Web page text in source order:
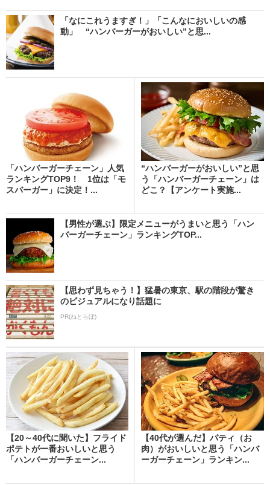
「なにこれうますぎ！」「こんなにおいしいの感
動」 “ハンバーガーがおいしい”と思...
「ハンバーガーチェーン」人気
ランキングTOP9！ 1位は「モ
スバーガー」に決定！...
“ハンバーガーがおいしい”と思
う「ハンバーガーチェーン」は
どこ？【アンケート実施...
【男性が選ぶ】限定メニューがうまいと思う「ハン
バーガーチェーン」ランキングTOP...
【思わず見ちゃう！】猛暑の東京、駅の階段が驚き
のビジュアルになり話題に
PR(ねとらぼ)
【20～40代に聞いた】フライド
ポテトが一番おいしいと思う
「ハンバーガーチェーン...
【40代が選んだ】パティ（お
肉）がおいしいと思う「ハンバ
ーガーチェーン」ランキン...